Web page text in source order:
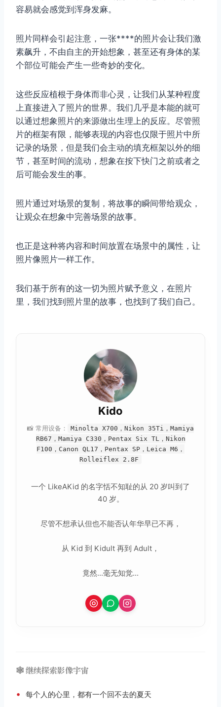
容易就会感觉到浑身发麻。
照片同样会引起注意，一张****的照片会让我们激
素飙升，不由自主的开始想象，甚至还有身体的某
个部位可能会产生一些奇妙的变化。
这些反应植根于身体而非心灵，让我们从某种程度
上直接进入了照片的世界。我们几乎是本能的就可
以通过想象照片的来源做出生理上的反应。尽管照
片的框架有限，能够表现的内容也仅限于照片中所
记录的场景，但是我们会主动的填充框架以外的细
节，甚至时间的流动，想象在按下快门之前或者之
后可能会发生的事。
照片通过对场景的复制，将故事的瞬间带给观众，
让观众在想象中完善场景的故事。
也正是这种将内容和时间放置在场景中的属性，让
照片像照片一样工作。
我们基于所有的这一切为照片赋予意义，在照片
里，我们找到照片里的故事，也找到了我们自己。
Kido
📸 常用设备：
Minolta X700，Nikon 35Ti，Mamiya
RB67，Mamiya C330，Pentax Six TL，Nikon
F100，Canon QL17，Pentax SP，Leica M6，
Rolleiflex 2.8F
一个 LikeAKid 的名字恬不知耻的从 20 岁叫到了
40 岁。
尽管不想承认但也不能否认年华早已不再，
从 Kid 到 Kidult 再到 Adult，
竟然...毫无知觉...
🕸️ 继续探索影像宇宙
• 每个人的心里，都有一个回不去的夏天
取消 搜索